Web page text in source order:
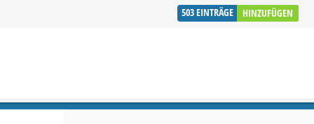
503EINTRÄGE HINZUFÜGEN